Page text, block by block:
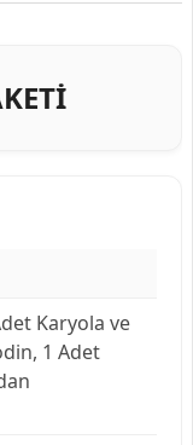
Karyola ve
1 Adet